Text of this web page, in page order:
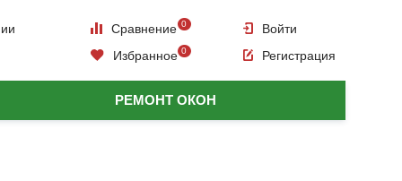
Сравнение 0
Избранное 0
Войти
Регистрация
РЕМОНТ ОКОН